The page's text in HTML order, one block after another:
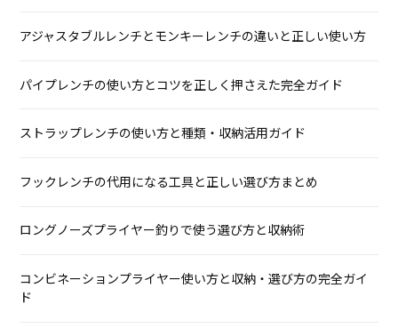
アジャスタブルレンチとモンキーレンチの違いと正しい使い方
パイプレンチの使い方とコツを正しく押さえた完全ガイド
ストラップレンチの使い方と種類・収納活用ガイド
フックレンチの代用になる工具と正しい選び方まとめ
ロングノーズプライヤー釣りで使う選び方と収納術
コンビネーションプライヤー使い方と収納・選び方の完全ガイ
ド